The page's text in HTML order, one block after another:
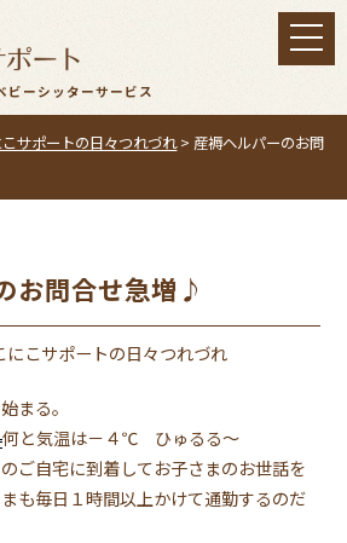
ビーシッターサービス
toggle
こサポートの日々つれづれ> 産褥ヘルパーのお問
お問合せ急増♪
にこサポートの日々つれづれ
まる。
何と気温は－４℃ ひゅるる〜
ご自宅に到着してお子さまのお世話を
も毎日１時間以上かけて通勤するのだ